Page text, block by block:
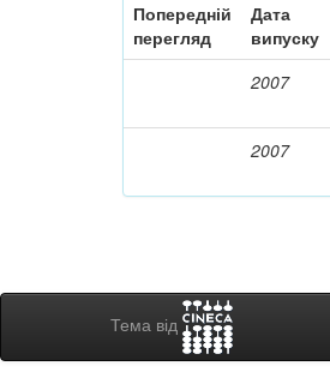
Попередній
перегляд
Дата
випуску
2007
2007
Тема від